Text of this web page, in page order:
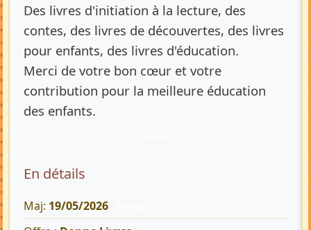
Des livres d'initiation à la lecture, des
contes, des livres de découvertes, des livres
pour enfants, des livres d'éducation.
Merci de votre bon cœur et votre
contribution pour la meilleure éducation
des enfants.
En détails
Maj: 19/05/2026